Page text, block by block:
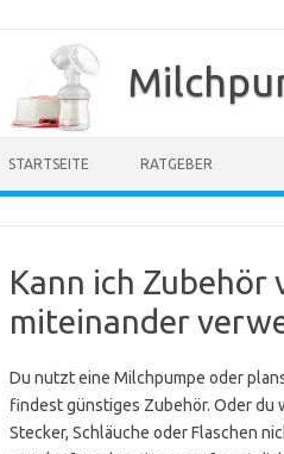
STARTSEITE RATGEBER
Kann ich Zubehör
miteinander
Du nutzt eine Milchpumpe oder
findest günstiges Zubehör. Oder du
Stecker, Schläuche oder Flaschen